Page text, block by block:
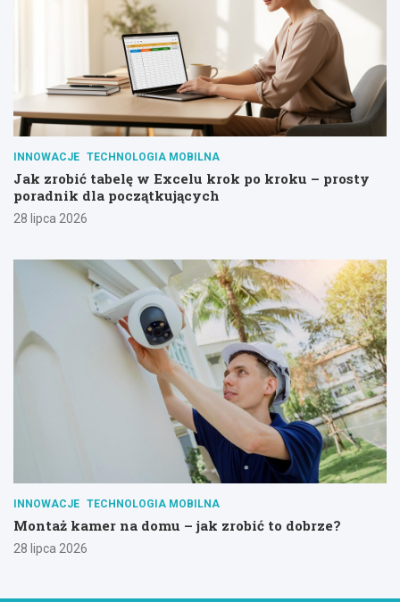
INNOWACJE TECHNOLOGIA MOBILNA
Jak zrobić tabelę w Excelu krok po kroku – prosty
poradnik dla początkujących
28 lipca 2026
INNOWACJE TECHNOLOGIA MOBILNA
Montaż kamer na domu – jak zrobić to dobrze?
28 lipca 2026